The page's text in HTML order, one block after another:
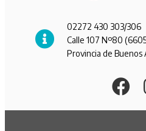
02272 430 303/306
Calle 107 Nº80
Provincia de